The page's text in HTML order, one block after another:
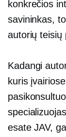
konkrečios
savininkas,
autorių teisių
Kadangi
kuris
esate JAV,